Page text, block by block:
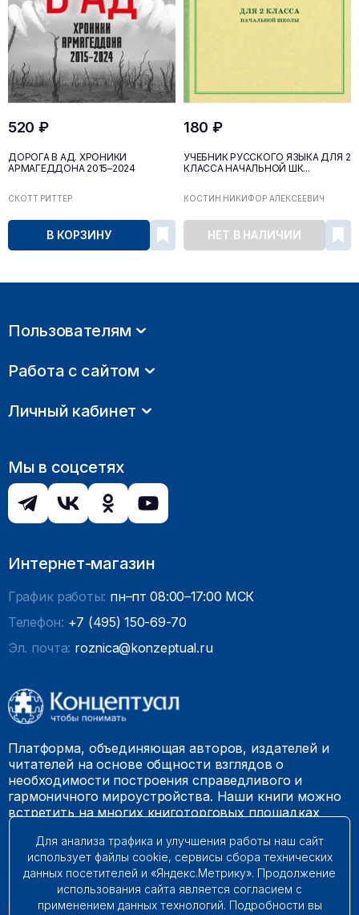
520 ₽
ДОРОГА В АД. ХРОНИКИ
АРМАГЕДДОНА 2015–2024
СКОТТ РИТТЕР
В КОРЗИНУ
180 ₽
УЧЕБНИК РУССКОГО ЯЗЫКА ДЛЯ 2
КЛАССА НАЧАЛЬНОЙ ШК...
КОСТИН НИКИФОР АЛЕКСЕЕВИЧ
НЕТ В НАЛИЧИИ
Пользователям
Работа с сайтом
Личный кабинет
Мы в соцсетях
Интернет-магазин
График работы: пн–пт 08:00–17:00 МСК
Телефон: +7 (495) 150-69-70
Эл. почта: roznica@konzeptual.ru
Платформа, объединяющая авторов, издателей и
читателей на основе общности взглядов о
необходимости построения справедливого и
гармоничного мироустройства. Наши книги можно
встретить на многих книготорговых площадках
© 2009 – 2026. Все права защищены.
Для анализа трафика и улучшения работы наш сайт
использует файлы cookie, сервисы сбора технических
данных посетителей и «Яндекс.Метрику». Продолжение
использования сайта является согласием с
применением данных технологий. Подробности вы